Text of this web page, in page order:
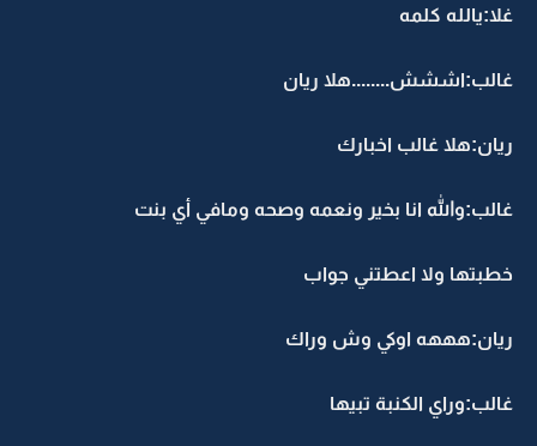
غلا:يالله كلمه
غالب:اششش........هلا ريان
ريان:هلا غالب اخبارك
غالب:والله انا بخير ونعمه وصحه ومافي أي بنت
خطبتها ولا اعطتني جواب
ريان:هههه اوكي وش وراك
غالب:وراي الكنبة تبيها